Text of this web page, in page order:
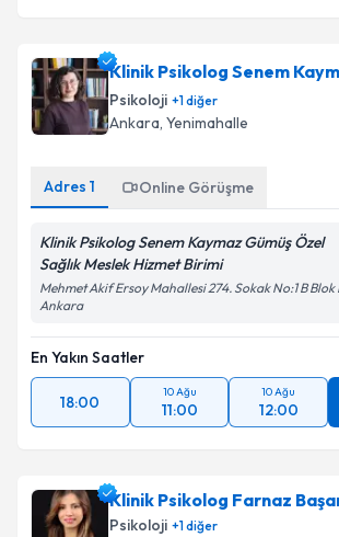
Klinik Psikolog Senem
Psikoloji +1diğer
Ankara, Yenimahalle
Adres 1 Online Görüşme
Klinik Psikolog Senem Kaymaz Gümüş Özel
Sağlık Meslek Hizmet Birimi
Mehmet Akif Ersoy Mahallesi 274. Sokak No:1 B
Ankara
En Yakın Saatler
18:00
10 Ağu
11:00
10 Ağu
12:00
Klinik Psikolog Farnaz
Psikoloji +1diğer